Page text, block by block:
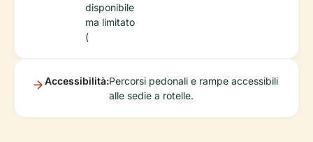
disponibile
ma limitato
(
Accessibilità:Percorsi pedonali e rampe accessibili
alle sedie a rotelle.